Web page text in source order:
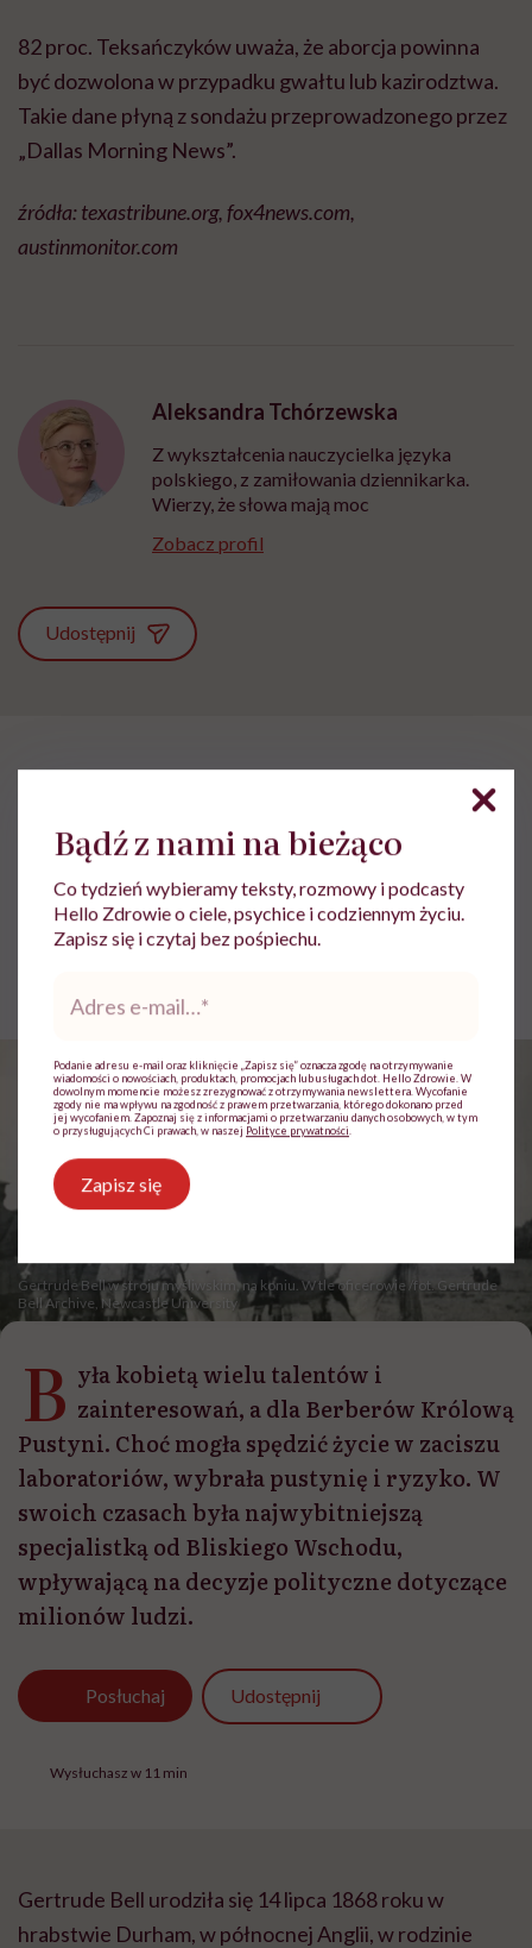
82 proc. Teksańczyków uważa, że aborcja powinna
być dozwolona w przypadku gwałtu lub kazirodztwa.
Takie dane płyną z sondażu przeprowadzonego przez
„Dallas Morning News”.
źródła: texastribune.org, fox4news.com,
austinmonitor.com
Aleksandra Tchórzewska
Z wykształcenia nauczycielka języka
polskiego, z zamiłowania dziennikarka.
Wierzy, że słowa mają moc
Zobacz profil
Udostępnij
Gertrude Bell: „Jak wielki
Gertrude Bell: „Jak wielki jest
świat, wielki i cudowny”
Jolanta Pawnik
Gertrude Bell w stroju myśliwskim, na koniu. W tle oficerowie /fot. Gertrude
Bell Archive, Newcastle University
B yła kobietą wielu talentów i
zainteresowań, a dla Berberów Królową
Pustyni. Choć mogła spędzić życie w zaciszu
laboratoriów, wybrała pustynię i ryzyko. W
swoich czasach była najwybitniejszą
specjalistką od Bliskiego Wschodu,
wpływającą na decyzje polityczne dotyczące
milionów ludzi.
Posłuchaj Udostępnij
Wysłuchasz w 11 min
Gertrude Bell urodziła się 14 lipca 1868 roku w
hrabstwie Durham, w północnej Anglii, w rodzinie
Bądź z nami na bieżąco
Co tydzień wybieramy teksty, rozmowy i podcasty
Hello Zdrowie o ciele, psychice i codziennym życiu.
Zapisz się i czytaj bez pośpiechu.
*
Podanie adresu e-mail oraz kliknięcie „Zapisz się” oznacza zgodę na otrzymywanie
wiadomości o nowościach, produktach, promocjach lub usługach dot. Hello Zdrowie. W
dowolnym momencie możesz zrezygnować z otrzymywania newslettera. Wycofanie
zgody nie ma wpływu na zgodność z prawem przetwarzania, którego dokonano przed
jej wycofaniem. Zapoznaj się z informacjami o przetwarzaniu danych osobowych, w tym
o przysługujących Ci prawach, w naszej Polityce prywatności
Zapisz się